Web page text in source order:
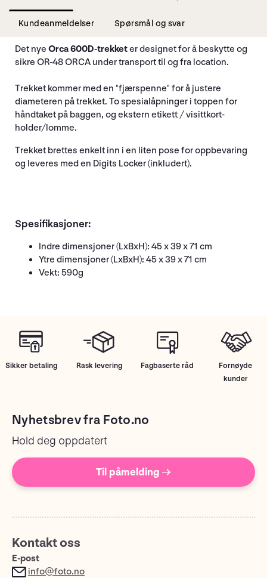
Kundeanmeldelser Spørsmål og svar
Det nye Orca 600D-trekketer designet for å beskytte og
sikre OR-48 ORCA under transport til og fra location.
Trekket kommer med en "fjærspenne" for å justere
diameteren på trekket. To spesialåpninger i toppen for
håndtaket på baggen, og ekstern etikett / visittkort-
holder/lomme.
Trekket brettes enkelt inn i en liten pose for oppbevaring
og leveres med en Digits Locker (inkludert).
Spesifikasjoner:
Indre dimensjoner (LxBxH): 45 x 39 x 71 cm
Ytre dimensjoner (LxBxH): 45 x 39 x 71 cm
Vekt: 590g
Sikker betaling Rask levering Fagbaserte råd
Fornøyde
kunder
Nyhetsbrev fra Foto.no
Hold deg oppdatert
Til påmelding →
Kontakt oss
E-post
info@foto.no